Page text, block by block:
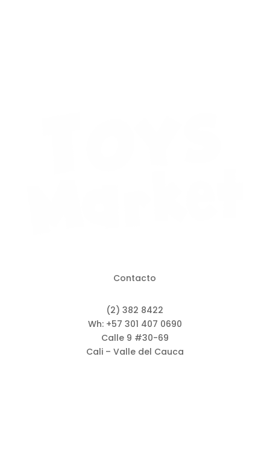
Contacto
(2) 382 8422
Wh: +57 301 407 0690
Calle 9 #30-69
Cali – Valle del Cauca